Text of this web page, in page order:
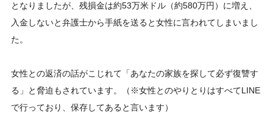
となりましたが、残損金は約53万米ドル（約580万円）に増え、
入金しないと弁護士から手紙を送ると女性に言われてしまいまし
た。
女性との返済の話がこじれて「あなたの家族を探して必ず復讐す
る」と脅迫もされています。（※女性とのやりとりはすべてLINE
で行っており、保存してあると言います）